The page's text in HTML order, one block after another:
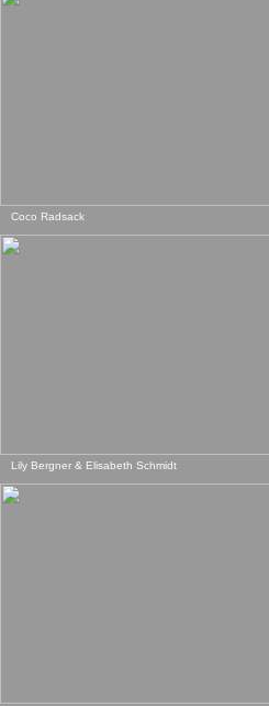
Coco Radsack
Lily Bergner & Elisabeth Schmidt